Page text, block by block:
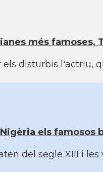
més
disturbis l'actriu,
els famosos
del segle XIII i